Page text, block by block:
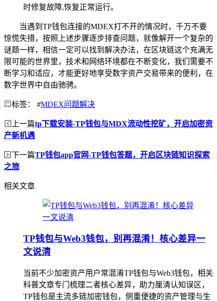
时修复故障,恢复正常运行。
当遇到TP钱包连接的MDEX打不开的情况时，千万不要
惊慌失措，按照上述步骤逐步排查问题，就像解开一个复杂的
谜题一样，相信一定可以找到解决办法，在区块链这个充满无
限可能的世界里，技术和网络环境都在不断变化，我们需要不
断学习和适应，才能更好地享受数字资产交易带来的便利，在
数字世界中自由驰骋。
标签： #MDEX问题解决
上一篇tp下载安装-TP钱包与MDX流动性挖矿，开启加密资
产新机遇
下一篇TP钱包app官网-TP钱包答题，开启区块链知识探索
之旅
相关文章
TP钱包与Web3钱包，别再混淆！核心差异一
文说清
当前不少加密资产用户常混淆TP钱包与Web3钱包，相关
科普文章专门梳理二者核心差异，助力厘清认知误区，
TP钱包是主流多链加密钱包，侧重便捷的资产管理与生